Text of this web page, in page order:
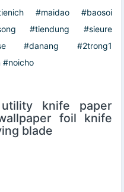
#maidao #baosoi
#tiendung #sieure
#danang #2trong1
#noicho
knife paper
foil knife
blade